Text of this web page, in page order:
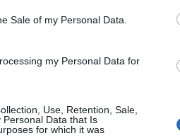
Sale of my Personal Data.
my Personal Data for
Use, Retention, Sale,
Data that Is
for which it was